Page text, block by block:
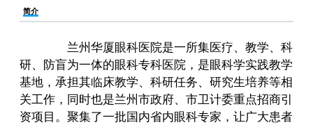
简介
兰州华厦眼科医院是一所集医疗、教学、科
研、防盲为一体的眼科专科医院，是眼科学实践教学
基地，承担其临床教学、科研任务、研究生培养等相
关工作，同时也是兰州市政府、市卫计委重点招商引
资项目。聚集了一批国内省内眼科专家，让广大患者